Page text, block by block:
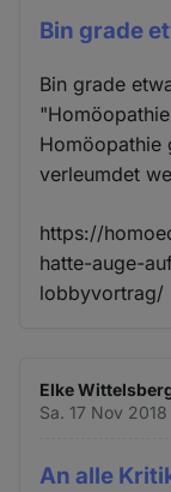
Bin grade
Bin grade
Homöopathie
verleumdet
https://
hatte-auge-
lobbyvortrag/
Elke
Sa. 17 Nov
An alle